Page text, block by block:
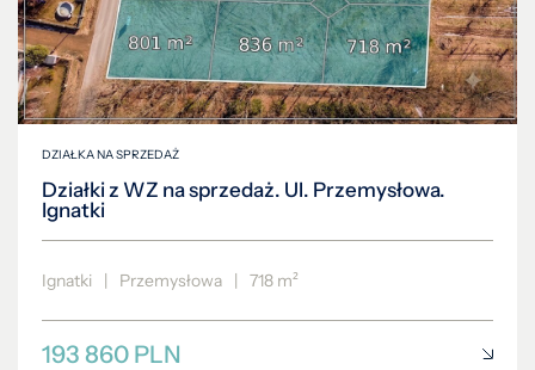
DZIAŁKA NA SPRZEDAŻ
Działki z WZ na sprzedaż. Ul. Przemysłowa.
Ignatki
Ignatki | Przemysłowa | 718 m²
193 860 PLN